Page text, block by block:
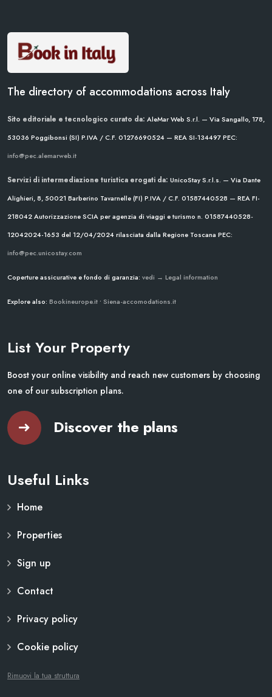
The directory of accommodations across Italy
Sito editoriale e tecnologico curato da: AleMar Web S.r.l. — Via Sangallo, 178,
53036 Poggibonsi (SI) P.IVA / C.F. 01276690524 — REA SI-134497PEC:
info@pec.alemarweb.it
Servizi di intermediazione turistica erogati da: UnicoStay S.r.l.s. — Via Dante
Alighieri, 8, 50021 Barberino Tavarnelle (FI) P.IVA / C.F. 01587440528 — REA FI-
218042Autorizzazione SCIA per agenzia di viaggi e turismo n. 01587440528-
12042024-1653 del 12/04/2024rilasciata dalla Regione Toscana PEC:
info@pec.unicostay.com
Coperture assicurative e fondo di garanzia: vedi → Legal information
Explore also: Bookineurope.it • Siena-accomodations.it
List Your Property
Boost your online visibility and reach new customers by choosing
one of our subscription plans.
Discover the plans
Useful Links
Home
Properties
Sign up
Contact
Privacy policy
Cookie policy
Rimuovi la tua struttura